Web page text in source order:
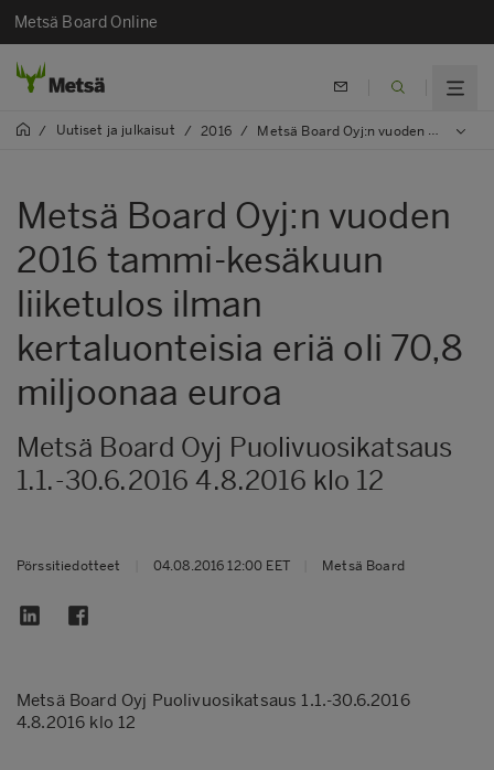
Metsä Board Online
/ Uutiset ja julkaisut / 2016 / Metsä Board Oyj:n vuoden 2016 tammi-kesäkuun liiketulos ilman kertaluonteisia eriä oli 70,8 miljoonaa euroa
Metsä Board Oyj:n vuoden
2016 tammi-kesäkuun
liiketulos ilman
kertaluonteisia eriä oli 70,8
miljoonaa euroa
Metsä Board Oyj Puolivuosikatsaus
1.1.-30.6.2016 4.8.2016 klo 12
Pörssitiedotteet 04.08.2016 12:00 EET Metsä Board
Metsä Board Oyj Puolivuosikatsaus 1.1.-30.6.2016
4.8.2016 klo 12